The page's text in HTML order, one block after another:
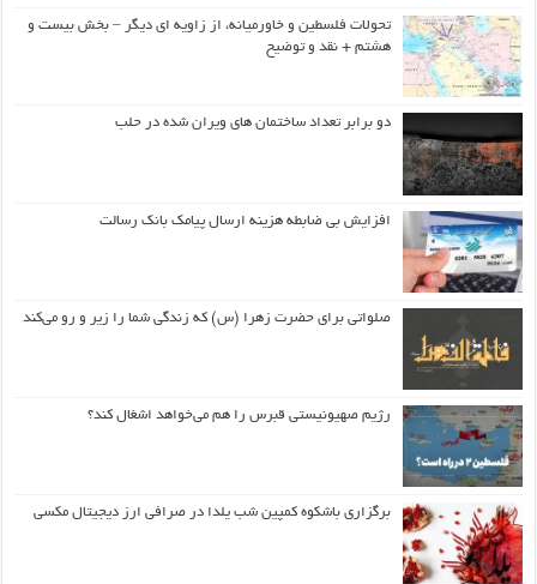
تحولات فلسطین و خاورمیانه، از زاویه ای دیگر – بخش بیست و
هشتم + نقد و توضیح
دو برابر تعداد ساختمان های ویران شده در حلب
افزایش بی ضابطه هزینه ارسال پیامک بانک رسالت
صلواتی برای حضرت زهرا (س) که زندگی شما را زیر و رو می‌کند
رژیم صهیونیستی قبرس را هم می‌خواهد اشغال کند؟
برگزاری باشکوه کمپین شب یلدا در صرافی ارز دیجیتال مکسی